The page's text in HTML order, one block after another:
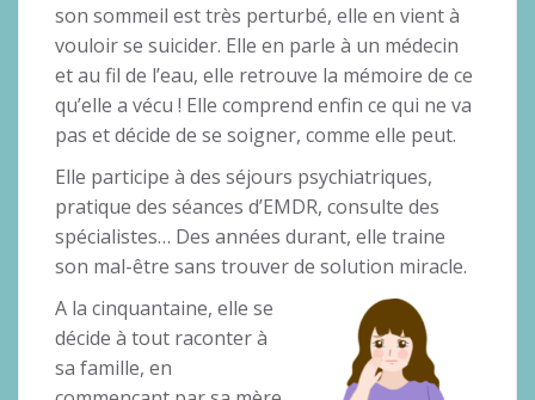
son sommeil est très perturbé, elle en vient à
vouloir se suicider. Elle en parle à un médecin
et au fil de l’eau, elle retrouve la mémoire de ce
qu’elle a vécu ! Elle comprend enfin ce qui ne va
pas et décide de se soigner, comme elle peut.
Elle participe à des séjours psychiatriques,
pratique des séances d’EMDR, consulte des
spécialistes… Des années durant, elle traine
son mal-être sans trouver de solution miracle.
A la cinquantaine, elle se
décide à tout raconter à
sa famille, en